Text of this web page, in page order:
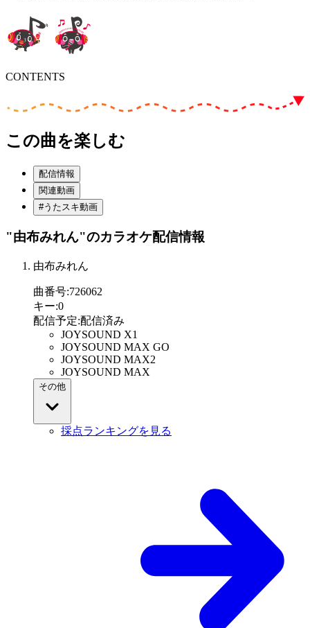
CONTENTS
この曲を楽しむ
配信情報
関連動画
#うたスキ動画
"由布みれん"のカラオケ配信情報
由布みれん
曲番号:726062
キー:0
配信予定:配信済み
JOYSOUND X1
JOYSOUND MAX GO
JOYSOUND MAX2
JOYSOUND MAX
その他
採点ランキングを見る